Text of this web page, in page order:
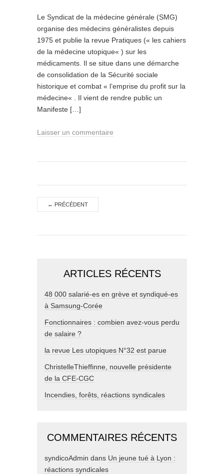
Le Syndicat de la médecine générale (SMG)
organise des médecins généralistes depuis
1975 et publie la revue Pratiques (« les cahiers
de la médecine utopique« ) sur les
médicaments. Il se situe dans une démarche
de consolidation de la Sécurité sociale
historique et combat « l’emprise du profit sur la
médecine« . Il vient de rendre public un
Manifeste […]
Laisser un commentaire
← PRÉCÉDENT
ARTICLES RÉCENTS
48 000 salarié-es en grève et syndiqué-es
à Samsung-Corée
Fonctionnaires : combien avez-vous perdu
de salaire ?
la revue Les utopiques N°32 est parue
ChristelleThieffinne, nouvelle présidente
de la CFE-CGC
Incendies, forêts, réactions syndicales
COMMENTAIRES RÉCENTS
syndicoAdmin dans Un jeune tué à Lyon :
réactions syndicales